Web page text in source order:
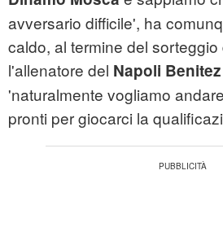
avversario difficile', ha
caldo, al termine del sorteggio
l'allenatore del Napoli Benitez
'naturalmente vogliamo
pronti per giocarci la